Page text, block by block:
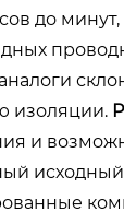
до минут,
изоляции.
и